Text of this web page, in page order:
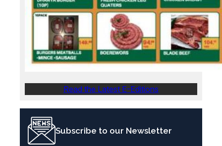
Read the Latest E-Editions
Subscribe to our Newsletter